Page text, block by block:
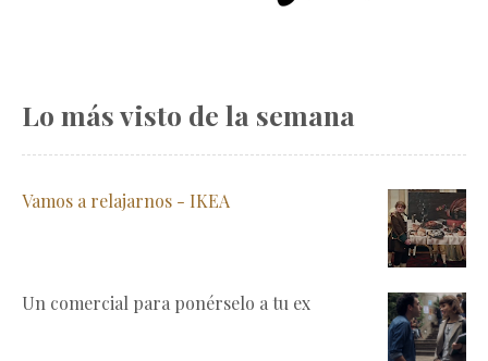
Lo más visto de la semana
Vamos a relajarnos - IKEA
Un comercial para ponérselo a tu ex